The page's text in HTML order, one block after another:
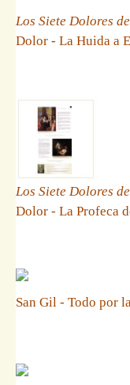
Los Siete Dolores
Dolor - La Huida a
Los Siete Dolores
Dolor - La Profeca
San Gil - Todo por